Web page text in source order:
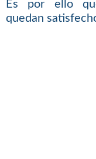
Es por ello
quedan